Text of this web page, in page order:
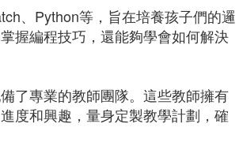
、Python等，旨在培養孩子們的邏
握編程技巧，還能夠學會如何解決
了專業的教師團隊。這些教師擁有
度和興趣，量身定製教學計劃，確